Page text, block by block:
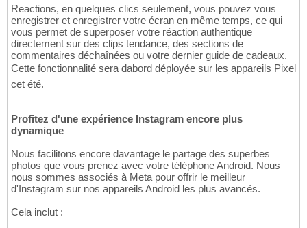
Reactions, en quelques clics seulement, vous pouvez vous
enregistrer et enregistrer votre écran en même temps, ce qui
vous permet de superposer votre réaction authentique
directement sur des clips tendance, des sections de
commentaires déchaînées ou votre dernier guide de cadeaux.
Cette fonctionnalité sera dabord déployée sur les appareils Pixel
cet été.
Profitez d'une expérience Instagram encore plus
dynamique
Nous facilitons encore davantage le partage des superbes
photos que vous prenez avec votre téléphone Android. Nous
nous sommes associés à Meta pour offrir le meilleur
d'Instagram sur nos appareils Android les plus avancés.
Cela inclut :